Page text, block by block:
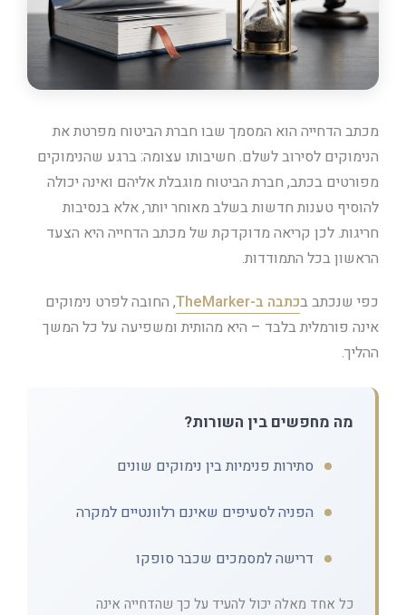
מכתב הדחייה הוא המסמך שבו חברת הביטוח מפרטת את
הנימוקים לסירוב לשלם. חשיבותו עצומה: ברגע שהנימוקים
מפורטים בכתב, חברת הביטוח מוגבלת אליהם ואינה יכולה
להוסיף טענות חדשות בשלב מאוחר יותר, אלא בנסיבות
חריגות. לכן קריאה מדוקדקת של מכתב הדחייה היא הצעד
הראשון בכל התמודדות.
כפי שנכתב בכתבה ב-TheMarker
, החובה לפרט נימוקים
אינה פורמלית בלבד – היא מהותית ומשפיעה על כל המשך
ההליך.
מה מחפשים בין השורות?
סתירות פנימיות בין נימוקים שונים
הפניה לסעיפים שאינם רלוונטיים למקרה
דרישה למסמכים שכבר סופקו
כל אחד מאלה יכול להעיד על כך שהדחייה אינה